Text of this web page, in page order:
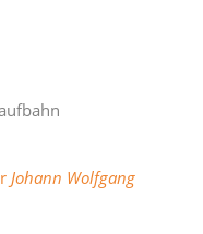
Johann Wolfgang